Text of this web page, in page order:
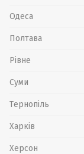
Одеса
Полтава
Рівне
Суми
Тернопіль
Харків
Херсон